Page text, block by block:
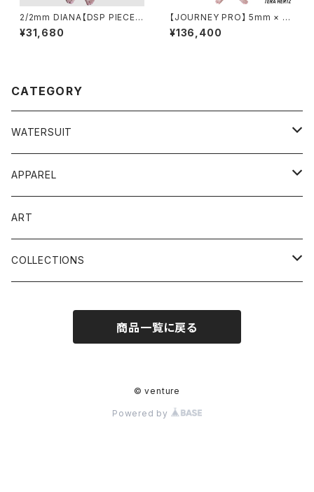
2/2mm DIANA【DSP PIECE】
NEO LEGGINGS/ ネオ レギン
ス VSS26170DS
¥31,680
【JOURNEY PRO】 5mm × 3
mm ネオチェストジップ セミド
ライ メンズ レディース ウェット
¥136,400
CATEGORY
WATERSUIT
WETSUIT
スラントジップ
チェストジップ
IMPACT VEST
WOMENS COLLECTION
ACCESSORIES
APPAREL
TEE
ACCESSORIES
ART
COLLECTIONS
商品一覧に戻る
© venture
Powered by